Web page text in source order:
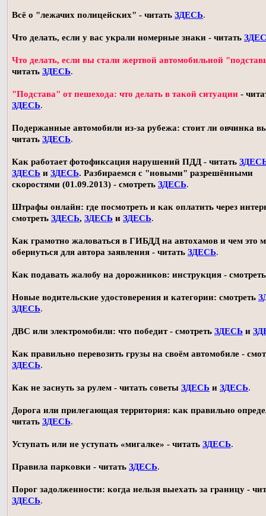
Всё о "лежачих полицейских" - читать ЗДЕСЬ.
Что делать, если у вас украли номерные знаки - читать
Что делать, если вы стали жертвой автомобильной
читать ЗДЕСЬ.
"Подстава" от пешехода: что делать в такой ситуации -
ЗДЕСЬ.
Подержанные автомобили из-за рубежа: стоит ли овчинка
читать ЗДЕСЬ.
Как работает фотофиксация нарушений ПДД - читать
ЗДЕСЬ и ЗДЕСЬ. Разбираемся с "новыми" разрешёнными
скоростями (01.09.2013) - смотреть ЗДЕСЬ.
Штрафы онлайн: где посмотреть и как оплатить через
смотреть ЗДЕСЬ, ЗДЕСЬ и ЗДЕСЬ.
Как грамотно жаловаться в ГИБДД на автохамов и чем это
обернуться для автора заявления - читать ЗДЕСЬ.
Как подавать жалобу на дорожников: инструкция -
Новые водительские удостоверения и категории: смотреть
ЗДЕСЬ.
ДВС или электромобили: что победит - смотреть ЗДЕСЬ и
Как правильно перевозить грузы на своём автомобиле -
ЗДЕСЬ.
Как не заснуть за рулем - читать советы ЗДЕСЬ и ЗДЕСЬ.
Дорога или прилегающая территория: как правильно
читать ЗДЕСЬ.
Уступать или не уступать «мигалке» - читать ЗДЕСЬ.
Правила парковки - читать ЗДЕСЬ.
Порог задолженности: когда нельзя выехать за границу -
ЗДЕСЬ.